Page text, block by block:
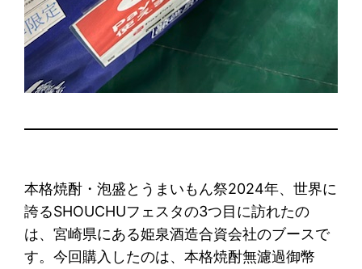
本格焼酎・泡盛とうまいもん祭2024年、世界に
誇るSHOUCHUフェスタの3つ目に訪れたの
は、宮崎県にある姫泉酒造合資会社のブースで
す。今回購入したのは、本格焼酎無濾過御幣